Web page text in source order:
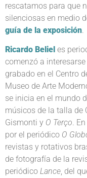
rescatamos para que
silenciosas en medio
guía de la exposición
Ricardo Beliel es
comenzó a
grabado en el Centro
Museo de Arte
se inicia en el mundo
músicos de la talla de
Gismonti y O Terço.
por el periódico O
revistas y rotativos
de fotografía de la
periódico Lance, del